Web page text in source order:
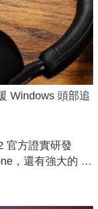
Windows 頭部追
官方證實研發
，還有強大的 AI